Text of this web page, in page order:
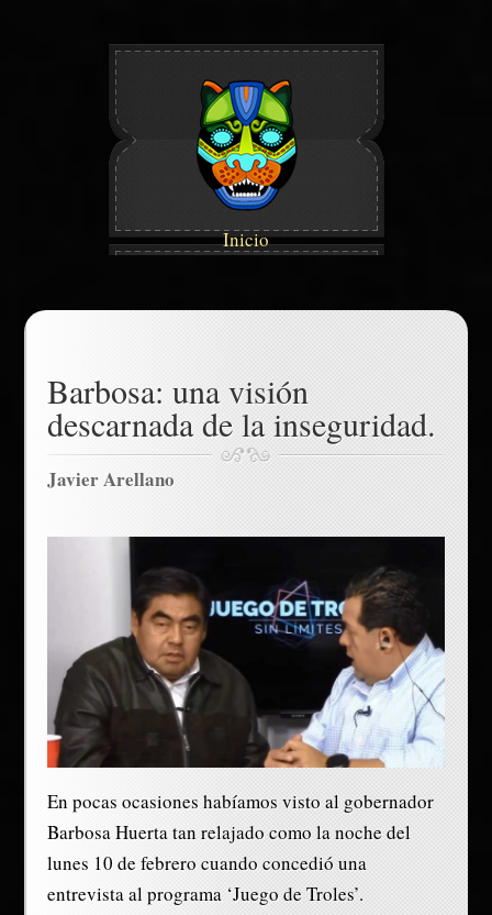
Inicio
Barbosa: una visión
descarnada de la inseguridad.
Javier Arellano
En pocas ocasiones habíamos visto al gobernador
Barbosa Huerta tan relajado como la noche del
lunes 10 de febrero cuando concedió una
entrevista al programa ‘Juego de Troles’.